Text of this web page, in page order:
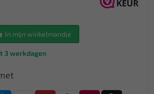
In mijn winkelmandje
3 werkdagen